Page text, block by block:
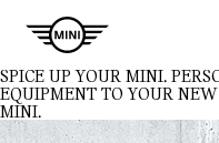
SPICE UP YOUR MINI.
EQUIPMENT TO YOUR
MINI.